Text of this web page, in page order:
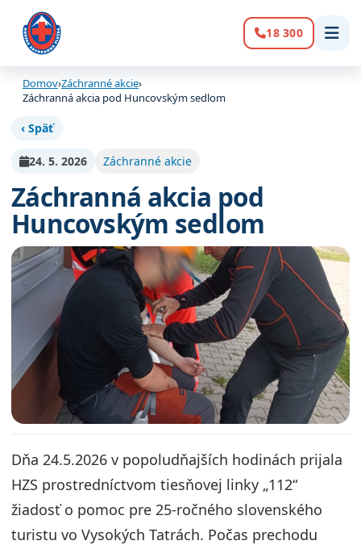
Volanie:
18 300
Domov›Záchranné akcie›
Záchranná akcia pod Huncovským sedlom
‹ Späť
24. 5. 2026 Záchranné akcie
Záchranná akcia pod
Huncovským sedlom
Dňa 24.5.2026 v popoludňajších hodinách prijala
HZS prostredníctvom tiesňovej linky „112“
žiadosť o pomoc pre 25-ročného slovenského
turistu vo Vysokých Tatrách. Počas prechodu